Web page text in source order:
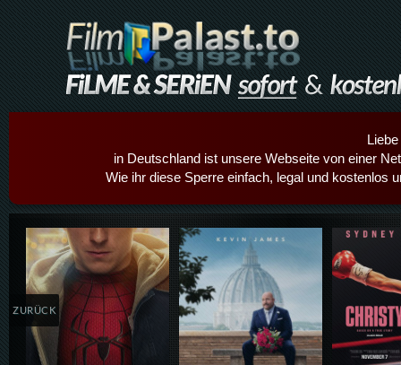
in Deutschland ist unsere Webseite von einer
Wie ihr diese Sperre einfach, legal und kostenlos
Details,Play Details,Play
ZURÜCK